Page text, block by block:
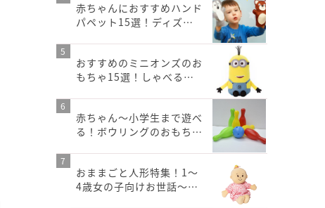
赤ちゃんにおすすめハンド
パペット15選！ディズ…
おすすめのミニオンズのお
もちゃ15選！しゃべる…
赤ちゃん～小学生まで遊べ
る！ボウリングのおもち…
おままごと人形特集！1〜
4歳女の子向けお世話〜…